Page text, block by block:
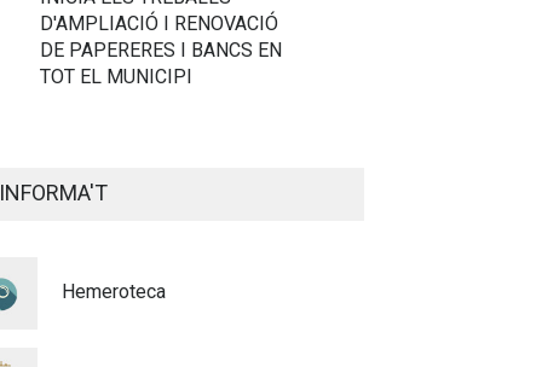
D'AMPLIACIÓ I RENOVACIÓ
DE PAPERERES I BANCS EN
TOT EL MUNICIPI
SENYALITZACIÓ
Policia 29/07/2026
Hemeroteca